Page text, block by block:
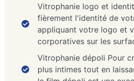
Vitrophanie logo et
fièrement l'identité de
appliquant votre logo et
corporatives sur les
Vitrophanie dépoli Pour
plus intimes tout en